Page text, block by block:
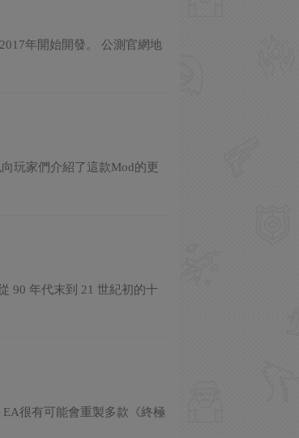
年開始開發。 公測官網地
玩家們介紹了這款Mod的更
90 年代末到 21 世紀初的十
很有可能會重製多款《終極